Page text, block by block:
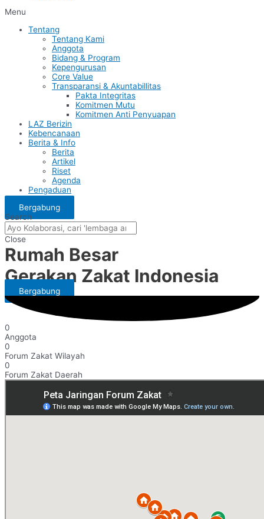
Menu
Tentang
Tentang Kami
Anggota
Bidang & Program
Kepengurusan
Core Value
Transparansi & Akuntabillitas
Pakta Integritas
Komitmen Mutu
Komitmen Anti Penyuapan
LAZ Berizin
Kebencanaan
Berita & Info
Berita
Artikel
Riset
Agenda
Pengaduan
Bergabung
Search
Close
Rumah Besar
Gerakan Zakat Indonesia
Bergabung
0
Anggota
0
Forum Zakat Wilayah
0
Forum Zakat Daerah